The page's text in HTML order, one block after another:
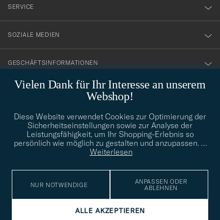
Vielen Dank für Ihr Interesse an unserem
Webshop!
Diese Website verwendet Cookies zur Optimierung der
Sicherheitseinstellungen sowie zur Analyse der
Leistungsfähigkeit, um Ihr Shopping-Erlebnis so
persönlich wie möglich zu gestalten und anzupassen. …
Weiterlesen
NUR NOTWENDIGE
ANPASSEN ODER
ABLEHNEN
ALLE AKZEPTIEREN
SERVICE
SOZIALE MEDIEN
GESCHÄFTSINFORMATIONEN
info@careofcarl.de
Benötigen Sie Hilfe bei der Suche nach Ihrem persönlichen Stil?
Wenden Sie sich an uns, wir helfen Ihnen gerne weiter!